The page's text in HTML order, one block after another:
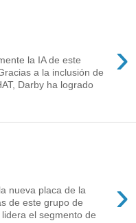
›
la IA de este
a la inclusión de
Darby ha logrado
›
nueva placa de la
de este grupo de
el segmento de